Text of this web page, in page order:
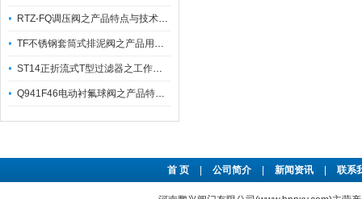
RTZ-FQ调压阀之产品特点与技术参数应用
TF不锈钢套筒式排泥阀之产品用途说明及其安装与调试
ST14正折流式T型过滤器之工作原理及其产品特点有哪些？
Q941F46电动衬氟球阀之产品特点及其注意事项
首 页 公司简介 新闻资讯 联系